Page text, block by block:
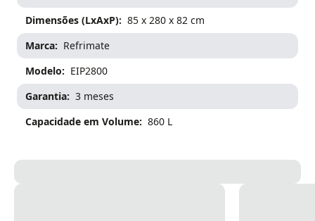
Dimensões (LxAxP)
85 x 280 x 82 cm
Marca
Refrimate
Modelo
EIP2800
Garantia
3 meses
Capacidade em Volume
860 L